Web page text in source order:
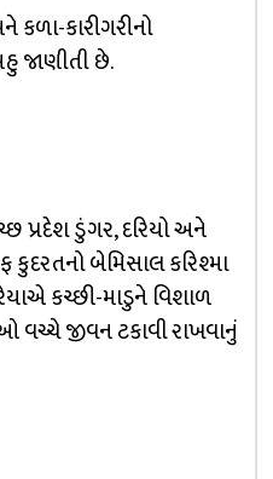
કારીગરીનો
જાણીતી છે.
પ્રદેશ ડુંગર, દરિયો અને
કુદરતનો બેમિસાલ કરિશ્મા
કચ્છી-માડુને વિશાળ
વચ્ચે જીવન ટકાવી રાખવાનું